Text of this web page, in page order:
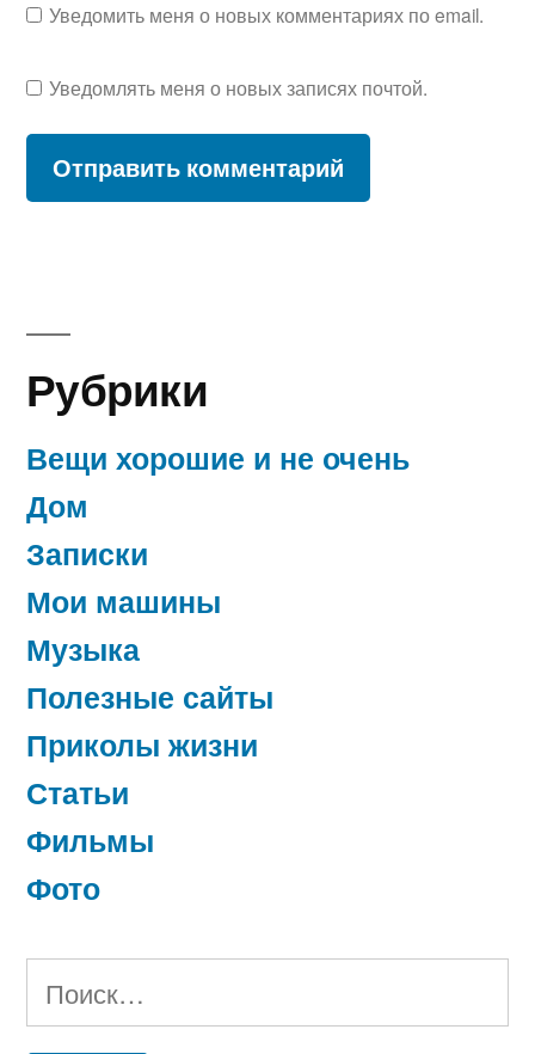
Уведомить меня о новых комментариях по email.
Уведомлять меня о новых записях почтой.
Рубрики
Вещи хорошие и не очень
Дом
Записки
Мои машины
Музыка
Полезные сайты
Приколы жизни
Статьи
Фильмы
Фото
Найти: